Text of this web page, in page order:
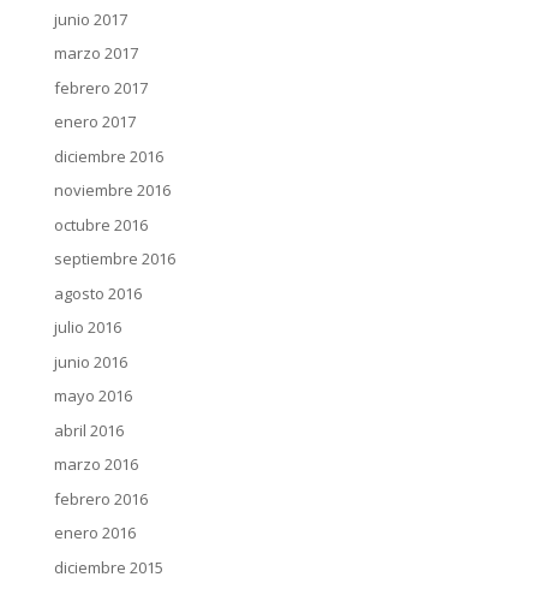
junio 2017
marzo 2017
febrero 2017
enero 2017
diciembre 2016
noviembre 2016
octubre 2016
septiembre 2016
agosto 2016
julio 2016
junio 2016
mayo 2016
abril 2016
marzo 2016
febrero 2016
enero 2016
diciembre 2015